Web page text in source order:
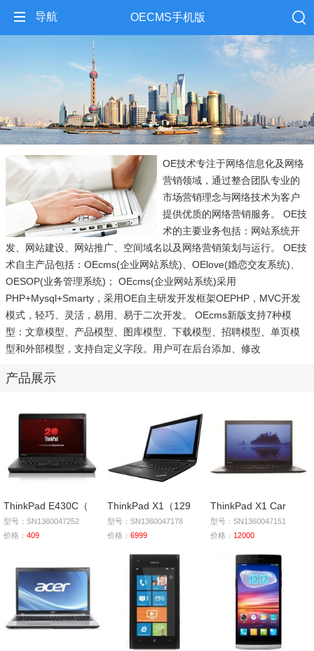
导航 OECMS手机版
OE技术专注于网络信息化及网络
营销领域，通过整合团队专业的
市场营销理念与网络技术为客户
提供优质的网络营销服务。 OE技
术的主要业务包括：网站系统开
发、网站建设、网站推广、空间域名以及网络营销策划与运行。 OE技
术自主产品包括：OEcms(企业网站系统)、OElove(婚恋交友系统)、
OESOP(业务管理系统)； OEcms(企业网站系统)采用
PHP+Mysql+Smarty，采用OE自主研发开发框架OEPHP，MVC开发
模式，轻巧、灵活，易用、易于二次开发。 OEcms新版支持7种模
型：文章模型、产品模型、图库模型、下载模型、招聘模型、单页模
型和外部模型，支持自定义字段。用户可在后台添加、修改
产品展示
ThinkPad E430C（
型号：SN1360047252
价格： 409
ThinkPad X1（129
型号：SN1360047178
价格： 6999
ThinkPad X1 Car
型号：SN1360047151
价格： 12000